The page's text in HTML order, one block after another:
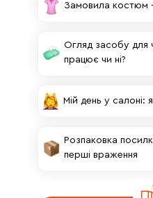
Огляд засобу для
працює чи ні?
Розпаковка
перші враження
Замовила костюм
Мій день у салоні: